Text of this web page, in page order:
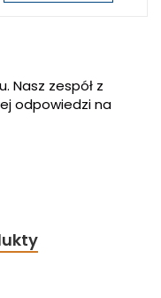
Nasz zespół z
odpowiedzi na